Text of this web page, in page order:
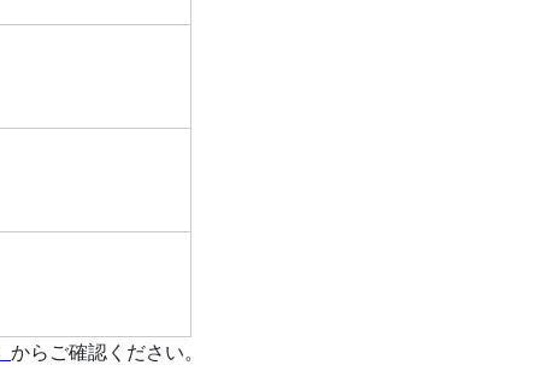
からご確認ください。